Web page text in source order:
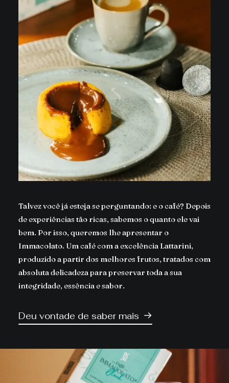
Talvez você já esteja se perguntando: e o café? Depois
de experiências tão ricas, sabemos o quanto ele vai
bem. Por isso, queremos lhe apresentar o
Immacolato. Um café com a excelência Lattarini,
produzido a partir dos melhores frutos, tratados com
absoluta delicadeza para preservar toda a sua
integridade, essência e sabor.
Deu vontade de saber mais